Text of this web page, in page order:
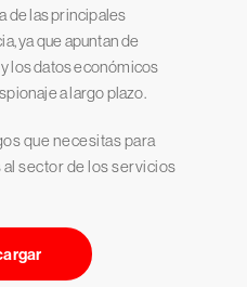
de las principales
ya que apuntan de
los datos económicos
a largo plazo.
que necesitas para
sector de los servicios